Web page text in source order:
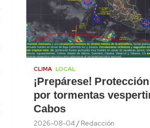
CLIMA LOCAL
¡Prepárese!
por tormentas
Cabos
2026-08-04 Redacción